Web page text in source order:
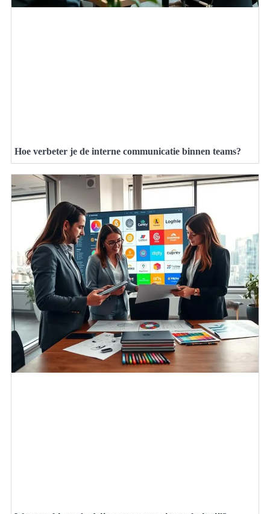
Hoe verbeter je de interne communicatie binnen teams?